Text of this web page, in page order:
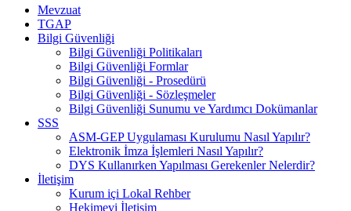
Mevzuat
TGAP
Bilgi Güvenliği
Bilgi Güvenliği Politikaları
Bilgi Güvenliği Formlar
Bilgi Güvenliği - Prosedürü
Bilgi Güvenliği - Sözleşmeler
Bilgi Güvenliği Sunumu ve Yardımcı Dokümanlar
SSS
ASM-GEP Uygulaması Kurulumu Nasıl Yapılır?
Elektronik İmza İşlemleri Nasıl Yapılır?
DYS Kullanırken Yapılması Gerekenler Nelerdir?
İletişim
Kurum içi Lokal Rehber
Hekimevi İletişim